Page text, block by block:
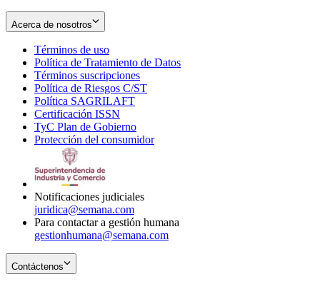
Acerca de nosotros
Términos de uso
in
new
window
Política de Tratamiento de Datos
Términos suscripciones
in
Política de Riesgos C/ST
Política SAGRILAFT
new
window
Certificación ISSN
in
new
TyC Plan de Gobierno
in
Protección del consumidorOpens
Notificaciones judiciales
juridica@semana.com
Para contactar a gestión humana
gestionhumana@semana.com
Contáctenos